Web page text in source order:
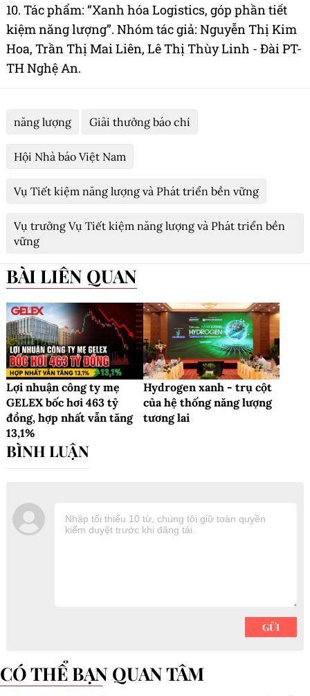
10. Tác phẩm: “Xanh hóa Logistics, góp phần tiết
kiệm năng lượng”. Nhóm tác giả: Nguyễn Thị Kim
Hoa, Trần Thị Mai Liên, Lê Thị Thùy Linh - Đài PT-
TH Nghệ An.
năng lượng Giải thưởng báo chí
Hội Nhà báo Việt Nam
Vụ Tiết kiệm năng lượng và Phát triển bền vững
Vụ trưởng Vụ Tiết kiệm năng lượng và Phát triển bền
vững
BÀI LIÊN QUAN
Lợi nhuận công ty mẹ
GELEX bốc hơi 463 tỷ
đồng, hợp nhất vẫn tăng
13,1%
Hydrogen xanh - trụ cột
của hệ thống năng lượng
tương lai
CÓ THỂ BẠN QUAN TÂM